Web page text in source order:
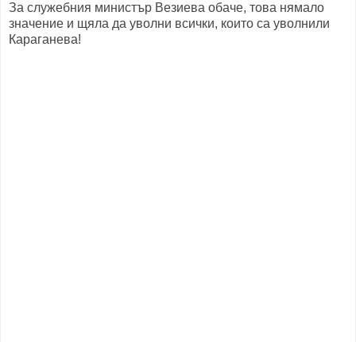
За служебния министър Везиева обаче, това нямало
значение и щяла да уволни всички, които са уволнили
Караганева!